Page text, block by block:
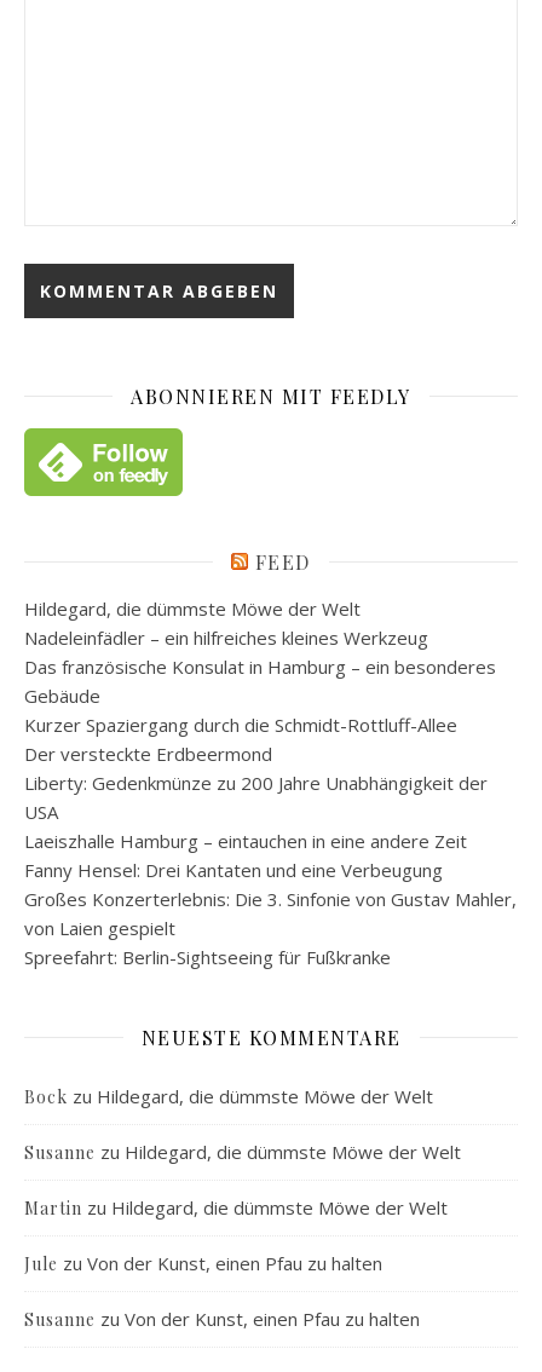
ABONNIEREN MIT FEEDLY
FEED
Hildegard, die dümmste Möwe der Welt
Nadeleinfädler – ein hilfreiches kleines Werkzeug
Das französische Konsulat in Hamburg – ein besonderes
Gebäude
Kurzer Spaziergang durch die Schmidt-Rottluff-Allee
Der versteckte Erdbeermond
Liberty: Gedenkmünze zu 200 Jahre Unabhängigkeit der
USA
Laeiszhalle Hamburg – eintauchen in eine andere Zeit
Fanny Hensel: Drei Kantaten und eine Verbeugung
Großes Konzerterlebnis: Die 3. Sinfonie von Gustav Mahler,
von Laien gespielt
Spreefahrt: Berlin-Sightseeing für Fußkranke
NEUESTE KOMMENTARE
Bock zu Hildegard, die dümmste Möwe der Welt
Susanne zu Hildegard, die dümmste Möwe der Welt
Martin zu Hildegard, die dümmste Möwe der Welt
Jule zu Von der Kunst, einen Pfau zu halten
Susanne zu Von der Kunst, einen Pfau zu halten